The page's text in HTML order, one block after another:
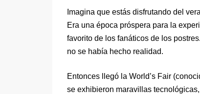
Imagina que estás disfrutando del
Era una época próspera para la
favorito de los fanáticos de los
no se había hecho realidad.
Entonces llegó la World’s Fair
se exhibieron maravillas